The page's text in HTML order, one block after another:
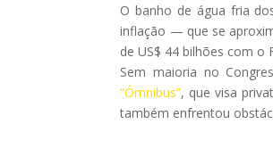
O banho de água fria
inflação — que se
de US$ 44 bilhões com o
Sem maioria no
“Ómnibus”, que visa
também enfrentou